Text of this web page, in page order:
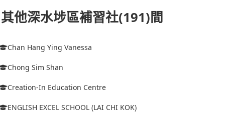
其他深水埗區補習社(191)間
Chan Hang Ying Vanessa
Chong Sim Shan
Creation-In Education Centre
ENGLISH EXCEL SCHOOL (LAI CHI KOK)